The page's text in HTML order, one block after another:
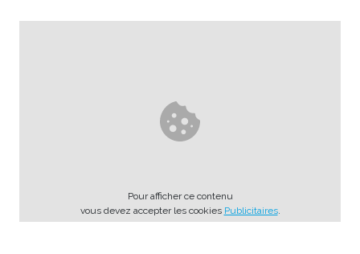
Pour afficher ce contenu
vous devez accepter les cookies Publicitaires.